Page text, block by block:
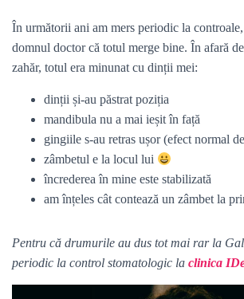
În următorii ani am mers periodic la controale,
domnul doctor că totul merge bine. În afară
zahăr, totul era minunat cu dinții mei:
dinții și-au păstrat poziția
mandibula nu a mai ieșit în față
gingiile s-au retras ușor (efect normal
zâmbetul e la locul lui
încrederea în mine este stabilizată
am înțeles cât contează un zâmbet la
Pentru că drumurile au dus tot mai rar la
periodic la control stomatologic la clinica